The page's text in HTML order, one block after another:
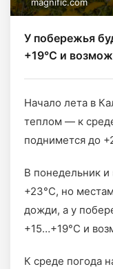
У побережья
+19°C и
Начало лета в
теплом — к
поднимется до
В понедельник
+23°C, но
дожди, а у
+15…+19°C и
К среде погода